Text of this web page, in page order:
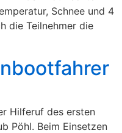
Schnee und 4
die Teilnehmer die
Hilferuf des ersten
Pöhl. Beim Einsetzen